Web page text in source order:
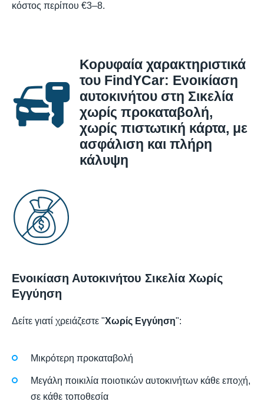
κόστος περίπου €3–8.
Κορυφαία χαρακτηριστικά
του FindYCar: Ενοικίαση
αυτοκινήτου στη Σικελία
χωρίς προκαταβολή,
χωρίς πιστωτική κάρτα, με
ασφάλιση και πλήρη
κάλυψη
Ενοικίαση Αυτοκινήτου Σικελία Χωρίς
Εγγύηση
Δείτε γιατί χρειάζεστε "Χωρίς Εγγύηση":
Μικρότερη προκαταβολή
Μεγάλη ποικιλία ποιοτικών αυτοκινήτων κάθε εποχή,
σε κάθε τοποθεσία